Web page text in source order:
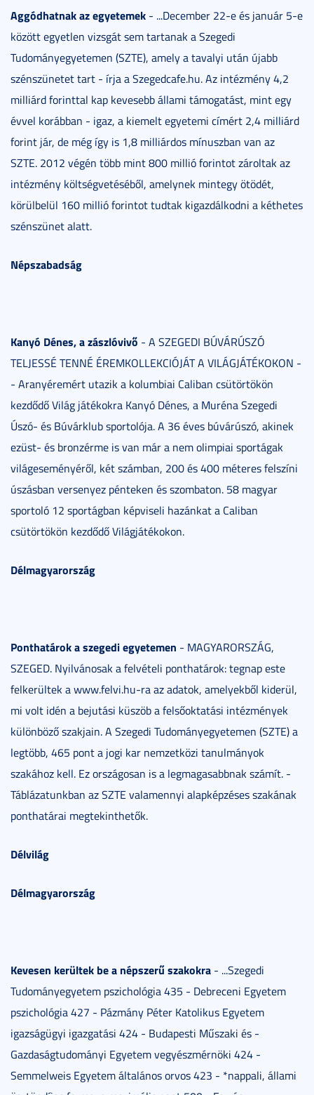
Aggódhatnak az egyetemek - ...December 22-e és január 5-e
között egyetlen vizsgát sem tartanak a Szegedi
Tudományegyetemen (SZTE), amely a tavalyi után újabb
szénszünetet tart - írja a Szegedcafe.hu. Az intézmény 4,2
milliárd forinttal kap kevesebb állami támogatást, mint egy
évvel korábban - igaz, a kiemelt egyetemi címért 2,4 milliárd
forint jár, de még így is 1,8 milliárdos mínuszban van az
SZTE. 2012 végén több mint 800 millió forintot zároltak az
intézmény költségvetéséből, amelynek mintegy ötödét,
körülbelül 160 millió forintot tudtak kigazdálkodni a kéthetes
szénszünet alatt.
Népszabadság
Kanyó Dénes, a zászlóvivő - A SZEGEDI BÚVÁRÚSZÓ
TELJESSÉ TENNÉ ÉREMKOLLEKCIÓJÁT A VILÁGJÁTÉKOKON -
- Aranyéremért utazik a kolumbiai Caliban csütörtökön
kezdődő Világ játékokra Kanyó Dénes, a Muréna Szegedi
Úszó- és Búvárklub sportolója. A 36 éves búvárúszó, akinek
ezüst- és bronzérme is van már a nem olimpiai sportágak
világeseményéről, két számban, 200 és 400 méteres felszíni
úszásban versenyez pénteken és szombaton. 58 magyar
sportoló 12 sportágban képviseli hazánkat a Caliban
csütörtökön kezdődő Világjátékokon.
Délmagyarország
Ponthatárok a szegedi egyetemen - MAGYARORSZÁG,
SZEGED. Nyilvánosak a felvételi ponthatárok: tegnap este
felkerültek a www.felvi.hu-ra az adatok, amelyekből kiderül,
mi volt idén a bejutási küszöb a felsőoktatási intézmények
különböző szakjain. A Szegedi Tudományegyetemen (SZTE) a
legtöbb, 465 pont a jogi kar nemzetközi tanulmányok
szakához kell. Ez országosan is a legmagasabbnak számít. -
Táblázatunkban az SZTE valamennyi alapképzéses szakának
ponthatárai megtekinthetők.
Délvilág
Délmagyarország
Kevesen kerültek be a népszerű szakokra - ...Szegedi
Tudományegyetem pszichológia 435 - Debreceni Egyetem
pszichológia 427 - Pázmány Péter Katolikus Egyetem
igazságügyi igazgatási 424 - Budapesti Műszaki és -
Gazdaságtudományi Egyetem vegyészmérnöki 424 -
Semmelweis Egyetem általános orvos 423 - *nappali, állami